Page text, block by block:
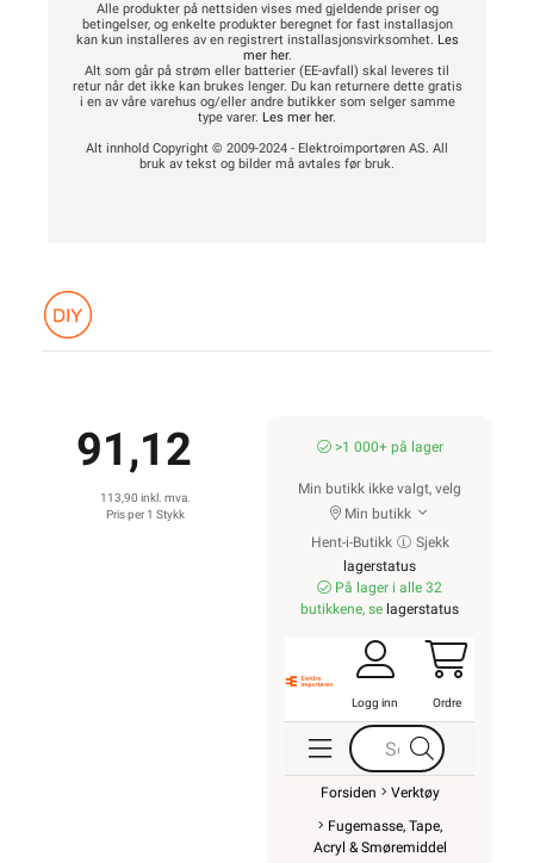
Alle produkter på nettsiden vises med gjeldende priser og
betingelser, og enkelte produkter beregnet for fast installasjon
kan kun installeres av en registrert installasjonsvirksomhet. Les
mer her.
Alt som går på strøm eller batterier (EE-avfall) skal leveres til
retur når det ikke kan brukes lenger. Du kan returnere dette gratis
i en av våre varehus og/eller andre butikker som selger samme
type varer. Les mer her.
Alt innhold Copyright © 2009-2024 - Elektroimportøren AS. All
bruk av tekst og bilder må avtales før bruk.
91,12
113,90 inkl. mva.
Pris per 1 Stykk
>1 000+ på lager
Min butikk ikke valgt, velg
Min butikk
Hent-i-Butikk
Sjekk
lagerstatus
På lager i alle 32
butikkene, se lagerstatus
Logg inn Ordre
Forsiden
Verktøy
Fugemasse, Tape,
Acryl & Smøremiddel